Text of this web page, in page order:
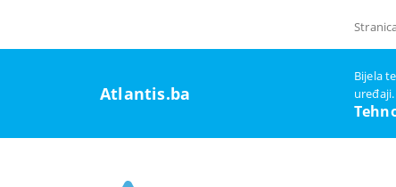
Atlantis.ba
Bijela
uređaji.